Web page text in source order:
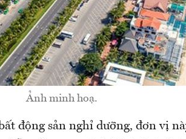
Ảnh minh hoạ.
động sản nghỉ dưỡng, đơn vị